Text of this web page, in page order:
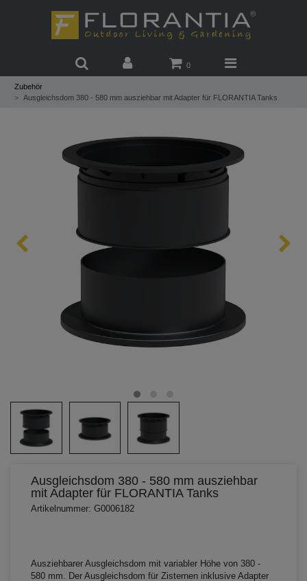
0
Zubehör
Ausgleichsdom 380 - 580 mm ausziehbar mit Adapter für FLORANTIA Tanks
Ausgleichsdom 380 - 580 mm ausziehbar
mit Adapter für FLORANTIA Tanks
Artikelnummer: G0006182
Ausziehbarer Ausgleichsdom mit variabler Höhe von 380 -
580 mm. Der Ausgleichsdom für Zisternen inklusive Adapter